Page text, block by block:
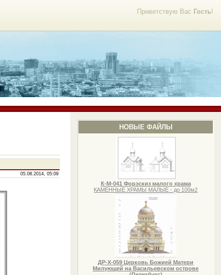
Приветствую Вас Гость!
НОВЫЕ ФАЙЛЫ
К-М-041 Форэскиз малого храма
КАМЕННЫЕ ХРАМЫ МАЛЫЕ - до 100м2
ДР-Х-059 Церковь Божией Матери
Милующей на Васильевском острове
05.08.2014, 05:09